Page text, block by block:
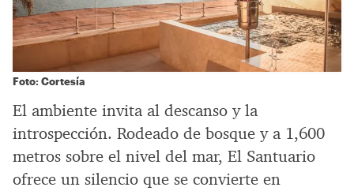
Foto: Cortesía
El ambiente invita al descanso y la
introspección. Rodeado de bosque y a 1,600
metros sobre el nivel del mar, El Santuario
ofrece un silencio que se convierte en